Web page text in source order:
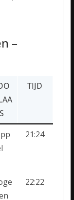
–
TIJD
21:24
22:22